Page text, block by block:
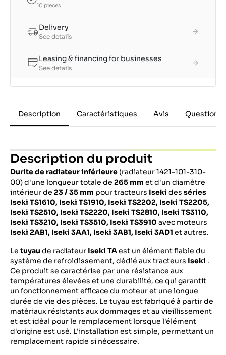
10 pieces
Delivery
See details
Leasing & financing for businesses
See details
Description Caractéristiques Avis Questions
Description du produit
Durite de radiateur inférieure (radiateur 1421-101-310-
00) d'une longueur totale de 265 mm et d'un diamètre
intérieur de 23 / 35 mm pour tracteurs Iseki des séries
Iseki TS1610, Iseki TS1910, Iseki TS2202, Iseki TS2205,
Iseki TS2510, Iseki TS2220, Iseki TS2810, Iseki TS3110,
Iseki TS3210, Iseki TS3510, Iseki TS3910 avec moteurs
Iseki 2AB1, Iseki 3AA1, Iseki 3AB1, Iseki 3AD1 et autres.
Le tuyau de radiateur Iseki TAest un élément fiable du
système de refroidissement, dédié aux tracteurs Iseki .
Ce produit se caractérise par une résistance aux
températures élevées et une durabilité, ce qui garantit
un fonctionnement efficace du moteur et une longue
durée de vie des pièces. Le tuyau est fabriqué à partir de
matériaux résistants aux dommages et au vieillissement
et est idéal pour le remplacement lorsque l'élément
d'origine est usé. L'installation est simple, permettant un
remplacement rapide si nécessaire.